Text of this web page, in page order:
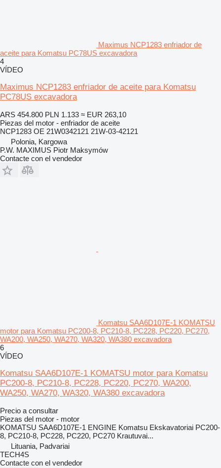
Maximus NCP1283 enfriador de
aceite para Komatsu PC78US excavadora
4
VÍDEO
Maximus NCP1283 enfriador de aceite para Komatsu
PC78US excavadora
ARS 454.800 PLN 1.133 ≈ EUR 263,10
Piezas del motor - enfriador de aceite
NCP1283 OE 21W0342121 21W-03-42121
Polonia, Kargowa
P.W. MAXIMUS Piotr Maksymów
Contacte con el vendedor
Komatsu SAA6D107E-1 KOMATSU
motor para Komatsu PC200-8, PC210-8, PC228, PC220, PC270,
WA200, WA250, WA270, WA320, WA380 excavadora
6
VÍDEO
Komatsu SAA6D107E-1 KOMATSU motor para Komatsu
PC200-8, PC210-8, PC228, PC220, PC270, WA200,
WA250, WA270, WA320, WA380 excavadora
Precio a consultar
Piezas del motor - motor
KOMATSU SAA6D107E-1 ENGINE Komatsu Ekskavatoriai PC200-
8, PC210-8, PC228, PC220, PC270 Krautuvai...
Lituania, Padvariai
TECH4S
Contacte con el vendedor